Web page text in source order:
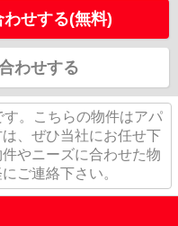
せする(無料)
わせする
。こちらの物件はアパ
、ぜひ当社にお任せ下
やニーズに合わせた物
ご連絡下さい。